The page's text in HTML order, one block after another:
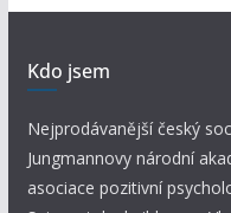
Kdo jsem
Nejprodávanější český
Jungmannovy národní
asociace pozitivní